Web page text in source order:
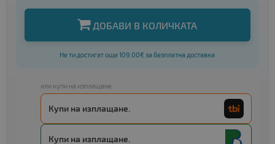
ДОБАВИ В КОЛИЧКАТА
Не ти достигат още 109.00€ за безплатна доставка
или купи на изплащане:
Купи на изплащане.
Купи на изплащане.